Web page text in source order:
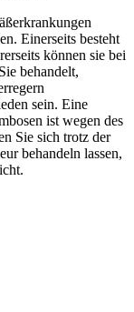
Einerseits besteht
können sie bei
behandelt,
sein. Eine
ist wegen des
Sie sich trotz der
behandeln lassen,